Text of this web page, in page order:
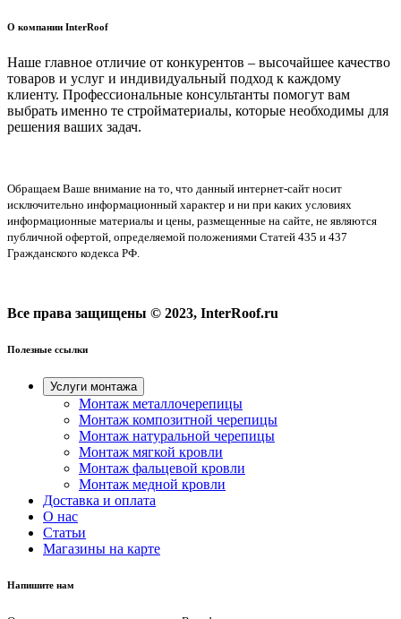
О компании InterRoof
Наше главное отличие от конкурентов – высочайшее качество
товаров и услуг и индивидуальный подход к каждому
клиенту. Профессиональные консультанты помогут вам
выбрать именно те стройматериалы, которые необходимы для
решения ваших задач.
Обращаем Ваше внимание на то, что данный интернет-сайт носит
исключительно информационный характер и ни при каких условиях
информационные материалы и цены, размещенные на сайте, не являются
публичной офертой, определяемой положениями Статей 435 и 437
Гражданского кодекса РФ.
Все права защищены © 2023, InterRoof.ru
Полезные ссылки
Услуги монтажа
Монтаж металлочерепицы
Монтаж композитной черепицы
Монтаж натуральной черепицы
Монтаж мягкой кровли
Монтаж фальцевой кровли
Монтаж медной кровли
Доставка и оплата
О нас
Cтатьи
Магазины на карте
Напишите нам